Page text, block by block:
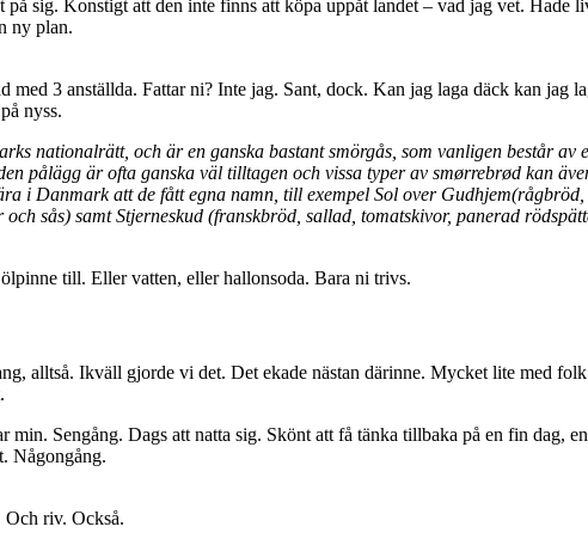
på sig. Konstigt att den inte finns att köpa uppåt landet – vad jag vet.
ny plan.
med 3 anställda. Fattar ni? Inte jag. Sant, dock. Kan jag laga däck kan jag
nyss.
nationalrätt, och är en ganska bastant smörgås, som vanligen består
pålägg är ofta ganska väl tilltagen och vissa typer av smørrebrød kan
i Danmark att de fått egna namn, till exempel Sol over
och sås) samt Stjerneskud (franskbröd, sallad, tomatskivor, panerad
till. Eller vatten, eller hallonsoda. Bara ni trivs.
alltså. Ikväll gjorde vi det. Det ekade nästan därinne. Mycket lite med
min. Sengång. Dags att natta sig. Skönt att få tänka tillbaka på en fin
Någongång.
riv. Också.